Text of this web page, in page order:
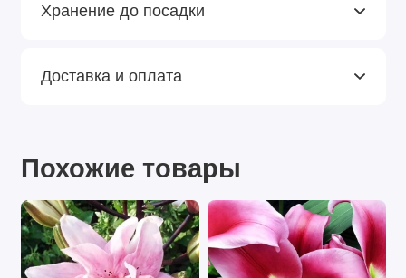
Хранение до посадки
Доставка и оплата
Похожие товары